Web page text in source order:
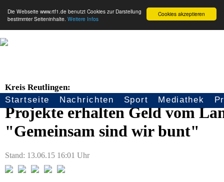
Cookies akzeptieren
Die Webseite www.rtf1.de benutzt Cookies zur Darstellung
bestimmter Seiteninhalte. Weitere Infos
Seitennavigation
Startseite Nachrichten Sport Mediathek
Kreis Reutlingen:
Projekte erhalten Geld vom
"Gemeinsam sind wir bunt"
Stand: 13.06.15 16:01 Uhr